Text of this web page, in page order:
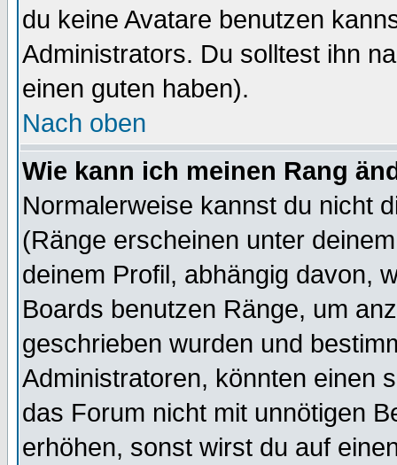
du keine Avatare benutzen
Administrators. Du solltest ihn
einen guten haben).
Nach oben
Wie kann ich meinen Rang
Normalerweise kannst du nicht
(Ränge erscheinen unter
deinem Profil, abhängig davon,
Boards benutzen Ränge, um
geschrieben wurden und
Administratoren, könnten einen
das Forum nicht mit unnötigen
erhöhen, sonst wirst du auf